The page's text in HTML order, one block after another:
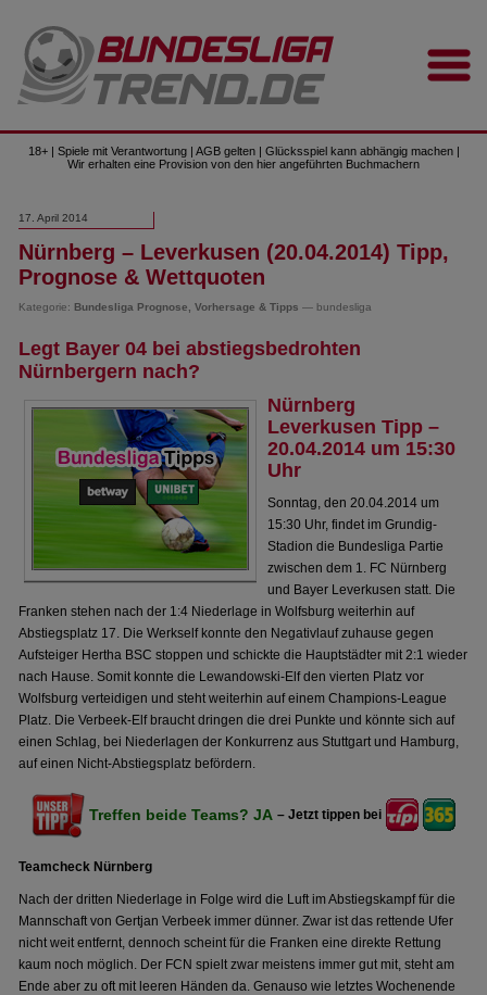
18+ | Spiele mit Verantwortung | AGB gelten | Glücksspiel kann abhängig machen |
Wir erhalten eine Provision von den hier angeführten Buchmachern
17. April 2014
Nürnberg – Leverkusen (20.04.2014) Tipp,
Prognose & Wettquoten
Kategorie: Bundesliga Prognose, Vorhersage & Tipps — bundesliga
Legt Bayer 04 bei abstiegsbedrohten
Nürnbergern nach?
Nürnberg
Leverkusen Tipp –
20.04.2014 um 15:30
Uhr
Sonntag, den 20.04.2014 um
15:30 Uhr, findet im Grundig-
Stadion die Bundesliga Partie
zwischen dem 1. FC Nürnberg
und Bayer Leverkusen statt. Die
Franken stehen nach der 1:4 Niederlage in Wolfsburg weiterhin auf
Abstiegsplatz 17. Die Werkself konnte den Negativlauf zuhause gegen
Aufsteiger Hertha BSC stoppen und schickte die Hauptstädter mit 2:1 wieder
nach Hause. Somit konnte die Lewandowski-Elf den vierten Platz vor
Wolfsburg verteidigen und steht weiterhin auf einem Champions-League
Platz. Die Verbeek-Elf braucht dringen die drei Punkte und könnte sich auf
einen Schlag, bei Niederlagen der Konkurrenz aus Stuttgart und Hamburg,
auf einen Nicht-Abstiegsplatz befördern.
Treffen beide Teams? JA – Jetzt tippen bei
Teamcheck Nürnberg
Nach der dritten Niederlage in Folge wird die Luft im Abstiegskampf für die
Mannschaft von Gertjan Verbeek immer dünner. Zwar ist das rettende Ufer
nicht weit entfernt, dennoch scheint für die Franken eine direkte Rettung
kaum noch möglich. Der FCN spielt zwar meistens immer gut mit, steht am
Ende aber zu oft mit leeren Händen da. Genauso wie letztes Wochenende